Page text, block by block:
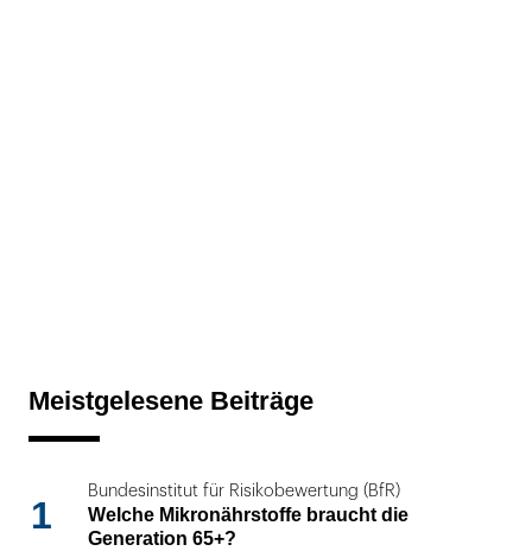
Meistgelesene Beiträge
1
Bundesinstitut für Risikobewertung (BfR)
Welche Mikronährstoffe braucht die
Generation 65+?